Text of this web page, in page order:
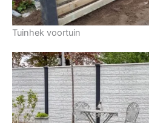
Tuinhek voortuin